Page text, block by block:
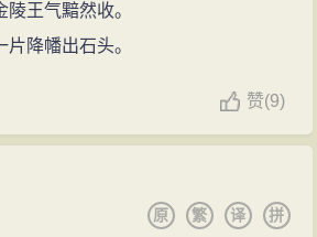
王气黯然收。
降幡出石头。
赞(9)
拼
译
繁
原